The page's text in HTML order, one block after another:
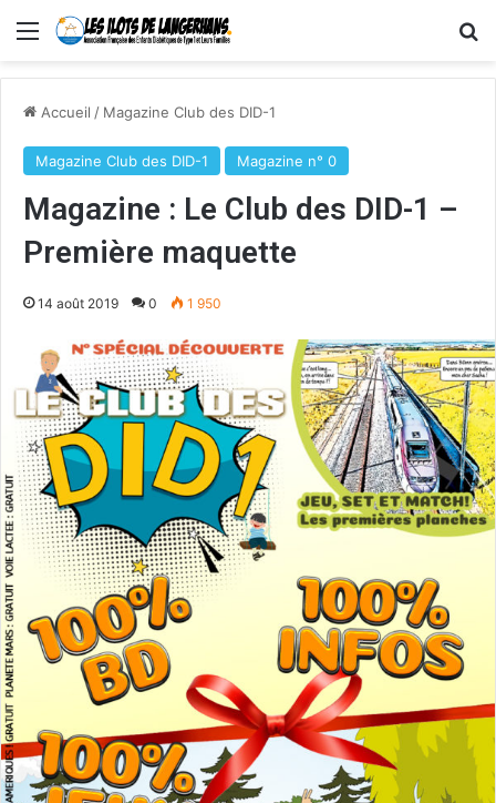
Menu
Accueil / Magazine Club des DID-1
Magazine Club des DID-1 Magazine n° 0
Magazine : Le Club des DID-1 –
Première maquette
14 août 2019 0 1 950